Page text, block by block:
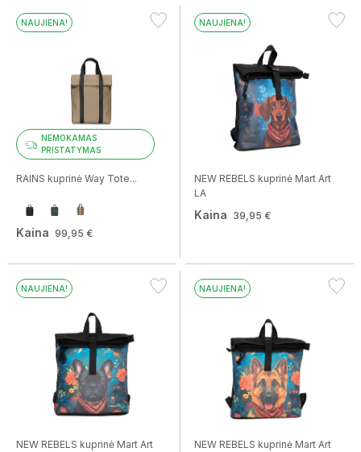
NAUJIENA!
NEMOKAMAS
PRISTATYMAS
RAINS kuprinė Way Tote...
Kaina 99,95 €
NAUJIENA!
NEW REBELS kuprinė Mart Art
LA
Kaina 39,95 €
NAUJIENA!
NEW REBELS kuprinė Mart Art
NAUJIENA!
NEW REBELS kuprinė Mart Art